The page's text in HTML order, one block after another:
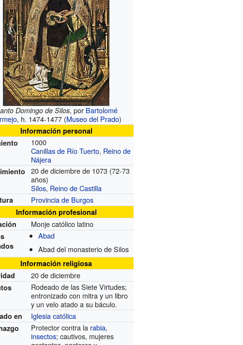
Domingo de Silos, por Bartolomé
, h. 1474-1477 (Museo del Prado)
Información personal
1000
Canillas de Río Tuerto, Reino de
Nájera
20 de diciembre de 1073 (72-73
años)
Silos, Reino de Castilla
Provincia de Burgos
Información profesional
Monje católico latino
Abad
Abad del monasterio de Silos
Información religiosa
20 de diciembre
Rodeado de las Siete Virtudes;
entronizado con mitra y un libro
y un velo atado a su báculo.
en Iglesia católica
Protector contra la rabia,
insectos; cautivos, mujeres